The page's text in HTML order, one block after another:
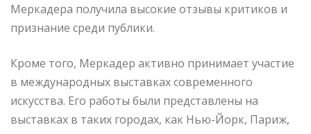
Меркадера получила высокие отзывы критиков и
признание среди публики.
Кроме того, Меркадер активно принимает участие
в международных выставках современного
искусства. Его работы были представлены на
выставках в таких городах, как Нью-Йорк, Париж,